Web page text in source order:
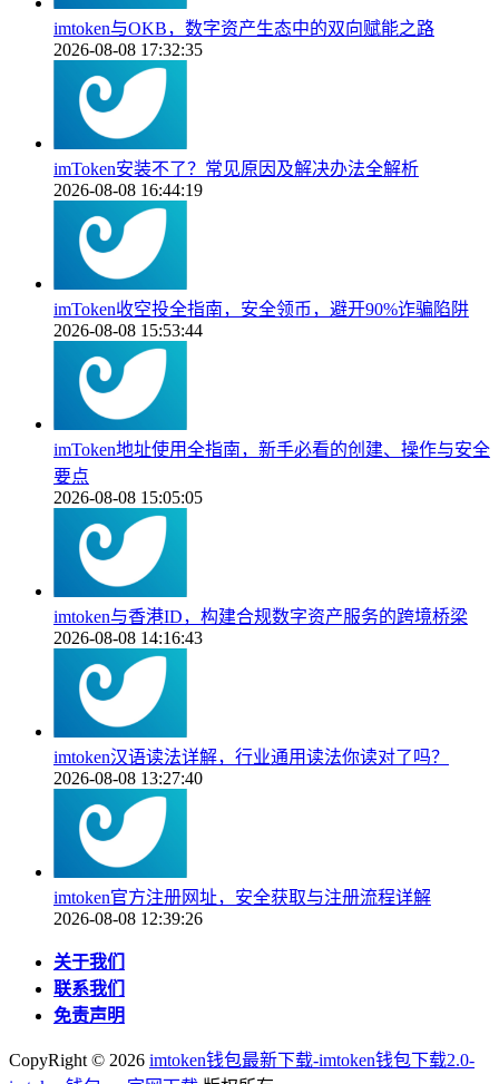
imtoken与OKB，数字资产生态中的双向赋能之路
2026-08-08 17:32:35
imToken安装不了？常见原因及解决办法全解析
2026-08-08 16:44:19
imToken收空投全指南，安全领币，避开90%诈骗陷阱
2026-08-08 15:53:44
imToken地址使用全指南，新手必看的创建、操作与安全
要点
2026-08-08 15:05:05
imtoken与香港ID，构建合规数字资产服务的跨境桥梁
2026-08-08 14:16:43
imtoken汉语读法详解，行业通用读法你读对了吗？
2026-08-08 13:27:40
imtoken官方注册网址，安全获取与注册流程详解
2026-08-08 12:39:26
关于我们
联系我们
免责声明
CopyRight © 2026 imtoken钱包最新下载-imtoken钱包下载2.0-